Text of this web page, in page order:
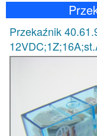
Przekaźnik